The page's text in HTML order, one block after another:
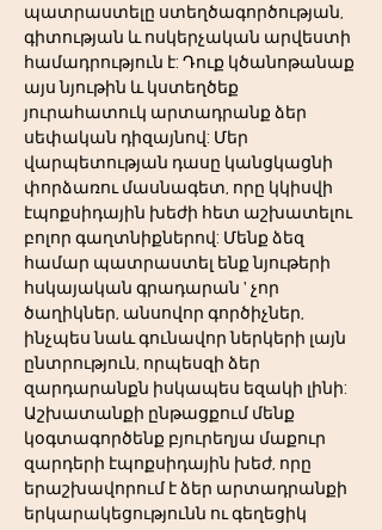
պատրաստելը ստեղծագործության,
գիտության և ոսկերչական արվեստի
համադրություն է: Դուք կծանոթանաք
այս նյութին և կստեղծեք
յուրահատուկ արտադրանք ձեր
սեփական դիզայնով: Մեր
վարպետության դասը կանցկացնի
փորձառու մասնագետ, որը կկիսվի
էպոքսիդային խեժի հետ աշխատելու
բոլոր գաղտնիքներով: Մենք ձեզ
համար պատրաստել ենք նյութերի
հսկայական գրադարան ' չոր
ծաղիկներ, անսովոր գործիչներ,
ինչպես նաև գունավոր ներկերի լայն
ընտրություն, որպեսզի ձեր
զարդարանքն իսկապես եզակի լինի:
Աշխատանքի ընթացքում մենք
կօգտագործենք բյուրեղյա մաքուր
զարդերի էպոքսիդային խեժ, որը
երաշխավորում է ձեր արտադրանքի
երկարակեցությունն ու գեղեցիկ